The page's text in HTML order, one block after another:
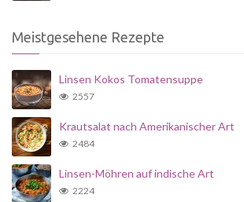
Meistgesehene Rezepte
Linsen Kokos Tomatensuppe
2557
Krautsalat nach Amerikanischer Art
2484
Linsen-Möhren auf indische Art
2224